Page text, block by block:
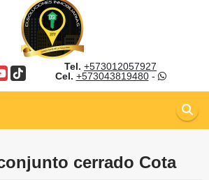
TikTok
Tel. +573012057927
Cel. +573043819480-
cerrado Cota